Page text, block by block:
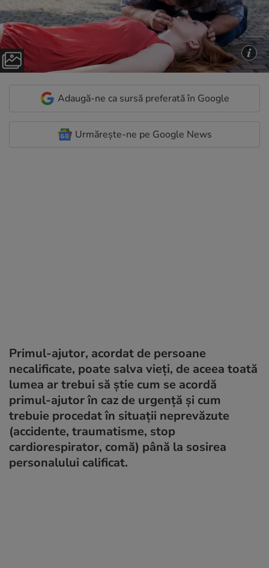
Adaugă-ne ca sursă preferată în Google
Urmărește-ne pe Google News
Primul-ajutor, acordat de persoane
necalificate, poate salva vieți, de aceea toată
lumea ar trebui să știe cum se acordă
primul-ajutor în caz de urgență și cum
trebuie procedat în situații neprevăzute
(accidente, traumatisme, stop
cardiorespirator, comă) până la sosirea
personalului calificat.